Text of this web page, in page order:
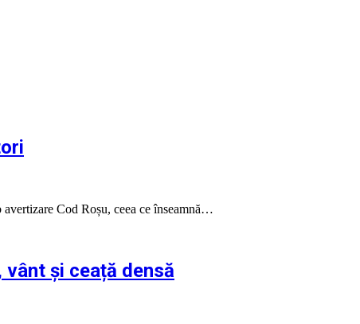
Cod Roșu, ceea ce înseamnă…
și ceață densă